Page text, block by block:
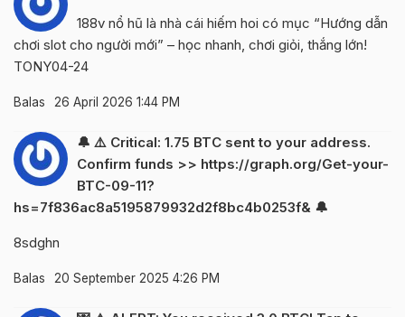
188v nổ hũ là nhà cái hiếm hoi có mục “Hướng dẫn
chơi slot cho người mới” – học nhanh, chơi giỏi, thắng lớn!
TONY04-24
Balas 26 April 2026 1:44 PM
🔔 ⚠️ Critical: 1.75 BTC sent to your address.
Confirm funds >> https://graph.org/Get-your-
BTC-09-11?
hs=7f836ac8a5195879932d2f8bc4b0253f& 🔔
8sdghn
Balas 20 September 2025 4:26 PM